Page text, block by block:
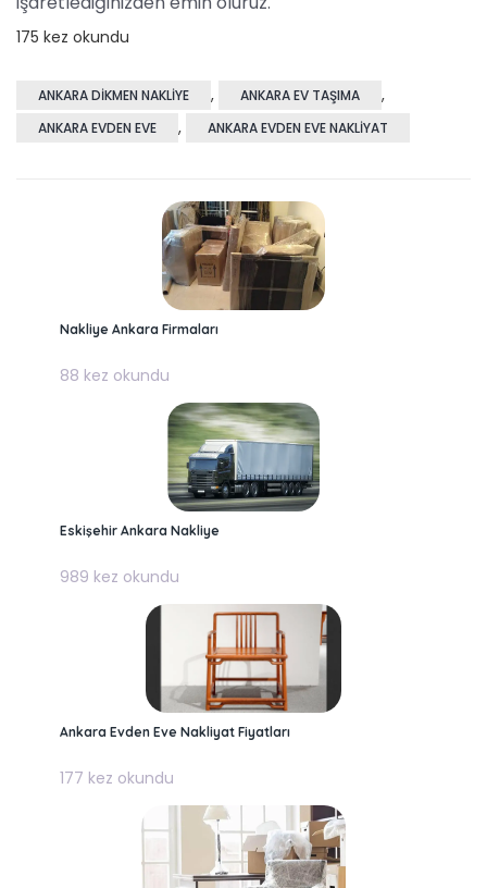
175 kez okundu
ANKARA DIKMEN NAKLIYE , ANKARA EV TAŞIMA ,
ANKARA EVDEN EVE , ANKARA EVDEN EVE NAKLIYAT
Nakliye Ankara Firmaları
88 kez okundu
Eskişehir Ankara Nakliye
989 kez okundu
Ankara Evden Eve Nakliyat Fiyatları
177 kez okundu